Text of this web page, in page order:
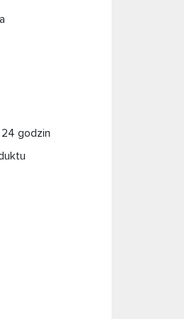
godzin